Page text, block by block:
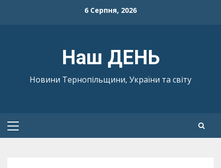
6 Серпня, 2026
Наш ДЕНЬ
Новини Тернопільщини, України та світу
Primary